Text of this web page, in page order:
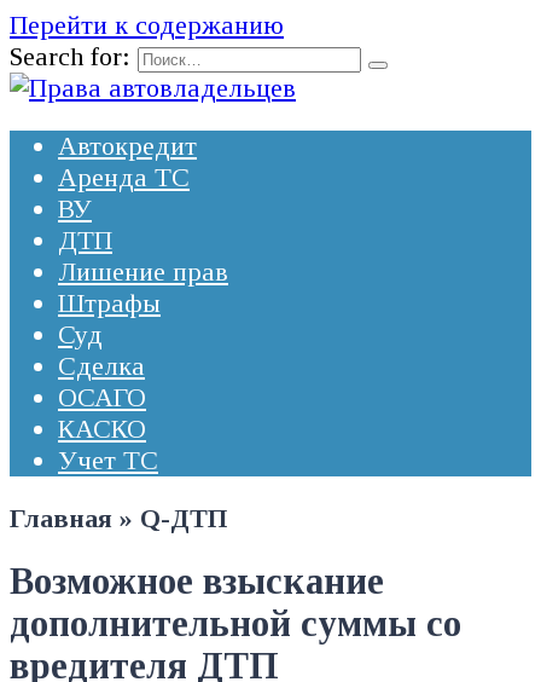
Перейти к содержанию
Search for:
Автокредит
Аренда ТС
ВУ
ДТП
Лишение прав
Штрафы
Суд
Сделка
ОСАГО
КАСКО
Учет ТС
Главная » Q-ДТП
Возможное взыскание
дополнительной суммы со
вредителя ДТП